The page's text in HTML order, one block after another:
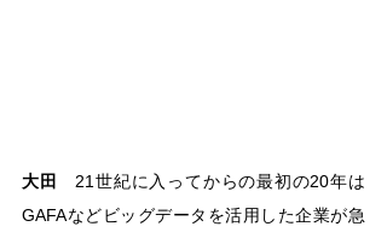
大田
21世紀に入ってからの最初の20年は
GAFAなどビッグデータを活用した企業が急